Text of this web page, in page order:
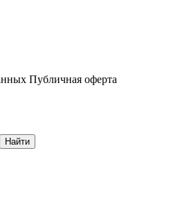
Публичная оферта
Найти